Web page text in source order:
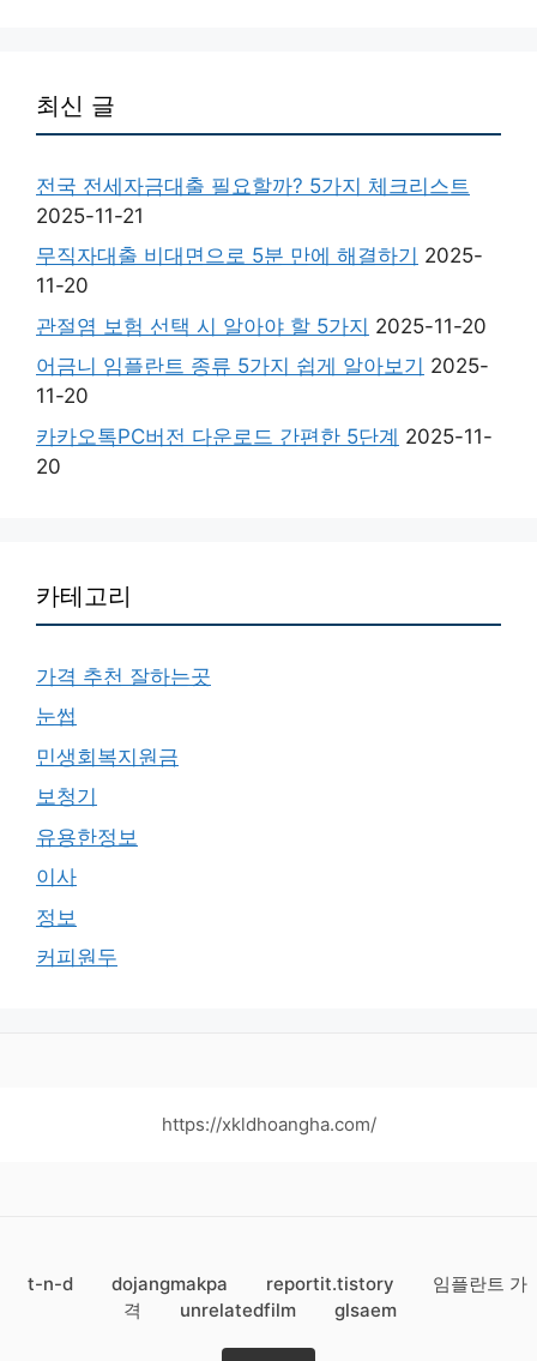
최신 글
전국 전세자금대출 필요할까? 5가지 체크리스트
2025-11-21
무직자대출 비대면으로 5분 만에 해결하기 2025-
11-20
관절염 보험 선택 시 알아야 할 5가지 2025-11-20
어금니 임플란트 종류 5가지 쉽게 알아보기 2025-
11-20
카카오톡PC버전 다운로드 간편한 5단계 2025-11-
20
카테고리
가격 추천 잘하는곳
눈썹
민생회복지원금
보청기
유용한정보
이사
정보
커피원두
https://xkldhoangha.com/
t-n-d dojangmakpa reportit.tistory
임플란트 가
격
unrelatedfilm glsaem